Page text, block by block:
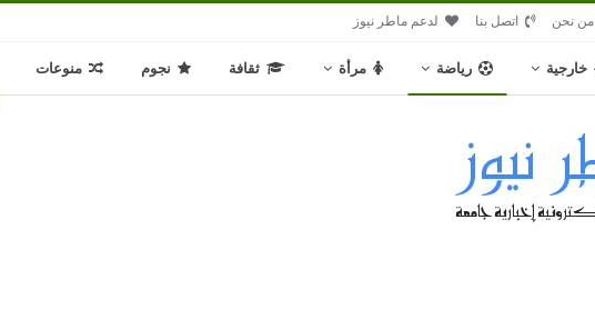
من نحن اتصل بنا لدعم ماطر نيوز
خارجية رياضة مرأة ثقافة نجوم منوعات